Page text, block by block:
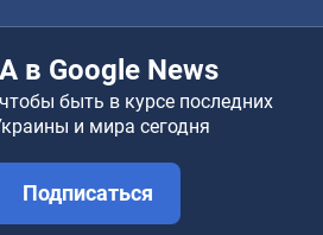
в Google News
быть в курсе последних
и мира сегодня
Подписаться